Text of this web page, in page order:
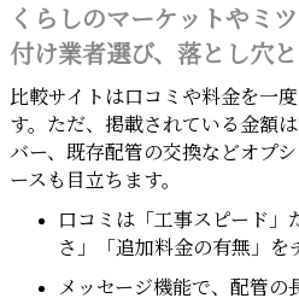
くらしのマーケットやミ
付け業者選び、落とし穴
比較サイトは口コミや料金を一
す。ただ、掲載されている金額
バー、既存配管の交換などオプ
ースも目立ちます。
口コミは「工事スピード」
さ」「追加料金の有無」を
メッセージ機能で、配管の